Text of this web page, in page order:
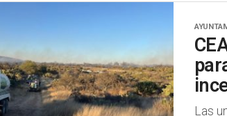
Las